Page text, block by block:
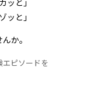
ッと」
か。
エピソードを